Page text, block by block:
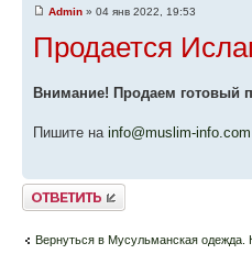
Admin » 04 янв 2022, 19:53
Продается
Внимание! Продаем готовый
Пишите на info@muslim-info.com
Ответить
Вернуться в Мусульманская